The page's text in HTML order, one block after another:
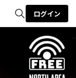
検索
ログイン